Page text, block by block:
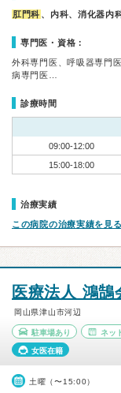
肛門科 、内科、消化器内
専門医・資格：
外科専門医、呼吸器専門
病専門医…
診療時間
09:00-12:00
15:00-18:00
治療実績
この病院の治療実績を見る
医療法人 鴻
岡山県津山市河辺
駐車場あり ネッ
女医在籍
土曜（〜15:00）